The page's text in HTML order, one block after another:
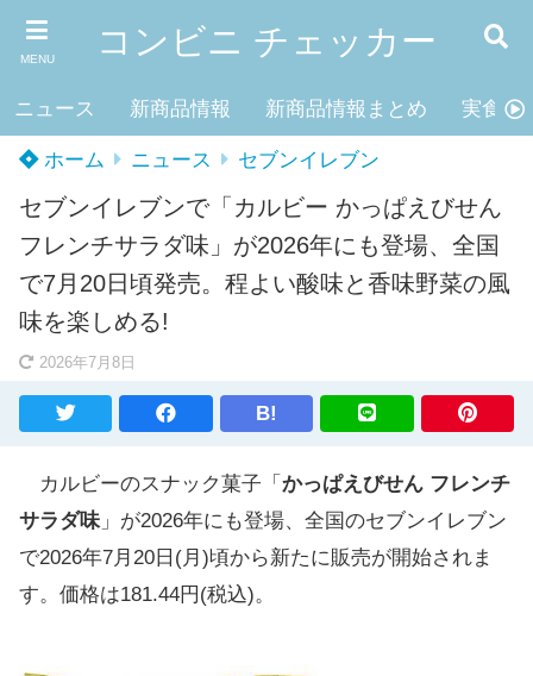
MENU コンビニ チェッカー
ニュース 新商品情報 新商品情報まとめ 実食レ
ホーム ニュース セブンイレブン
セブンイレブンで「カルビー かっぱえびせん
フレンチサラダ味」が2026年にも登場、全国
で7月20日頃発売。程よい酸味と香味野菜の風
味を楽しめる!
2026年7月8日
B!
カルビーのスナック菓子「 かっぱえびせん フレンチ
サラダ味」が2026年にも登場、全国のセブンイレブン
で2026年7月20日(月)頃から新たに販売が開始されま
す。価格は181.44円(税込)。